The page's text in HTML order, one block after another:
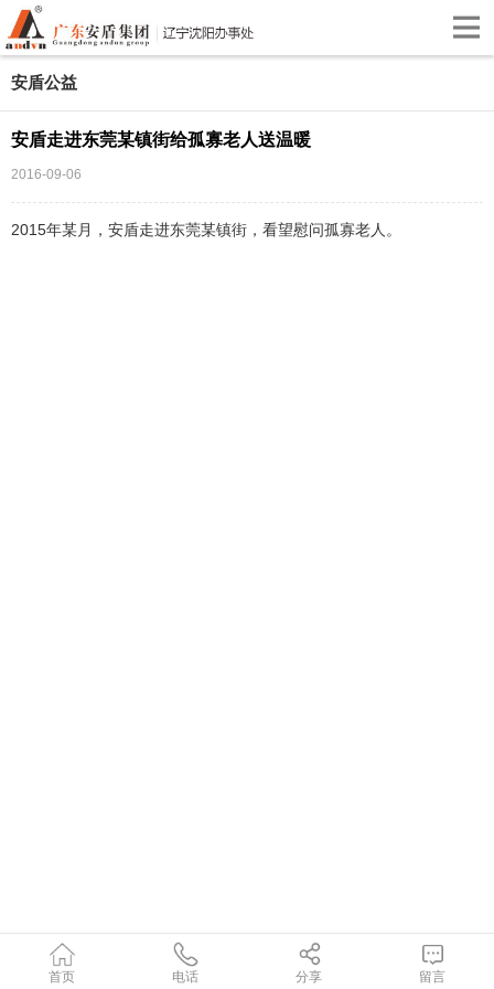
安盾公益
安盾走进东莞某镇街给孤寡老人送温暖
2016-09-06
2015年某月，安盾走进东莞某镇街，看望慰问孤寡老人。
首页 电话 分享 留言